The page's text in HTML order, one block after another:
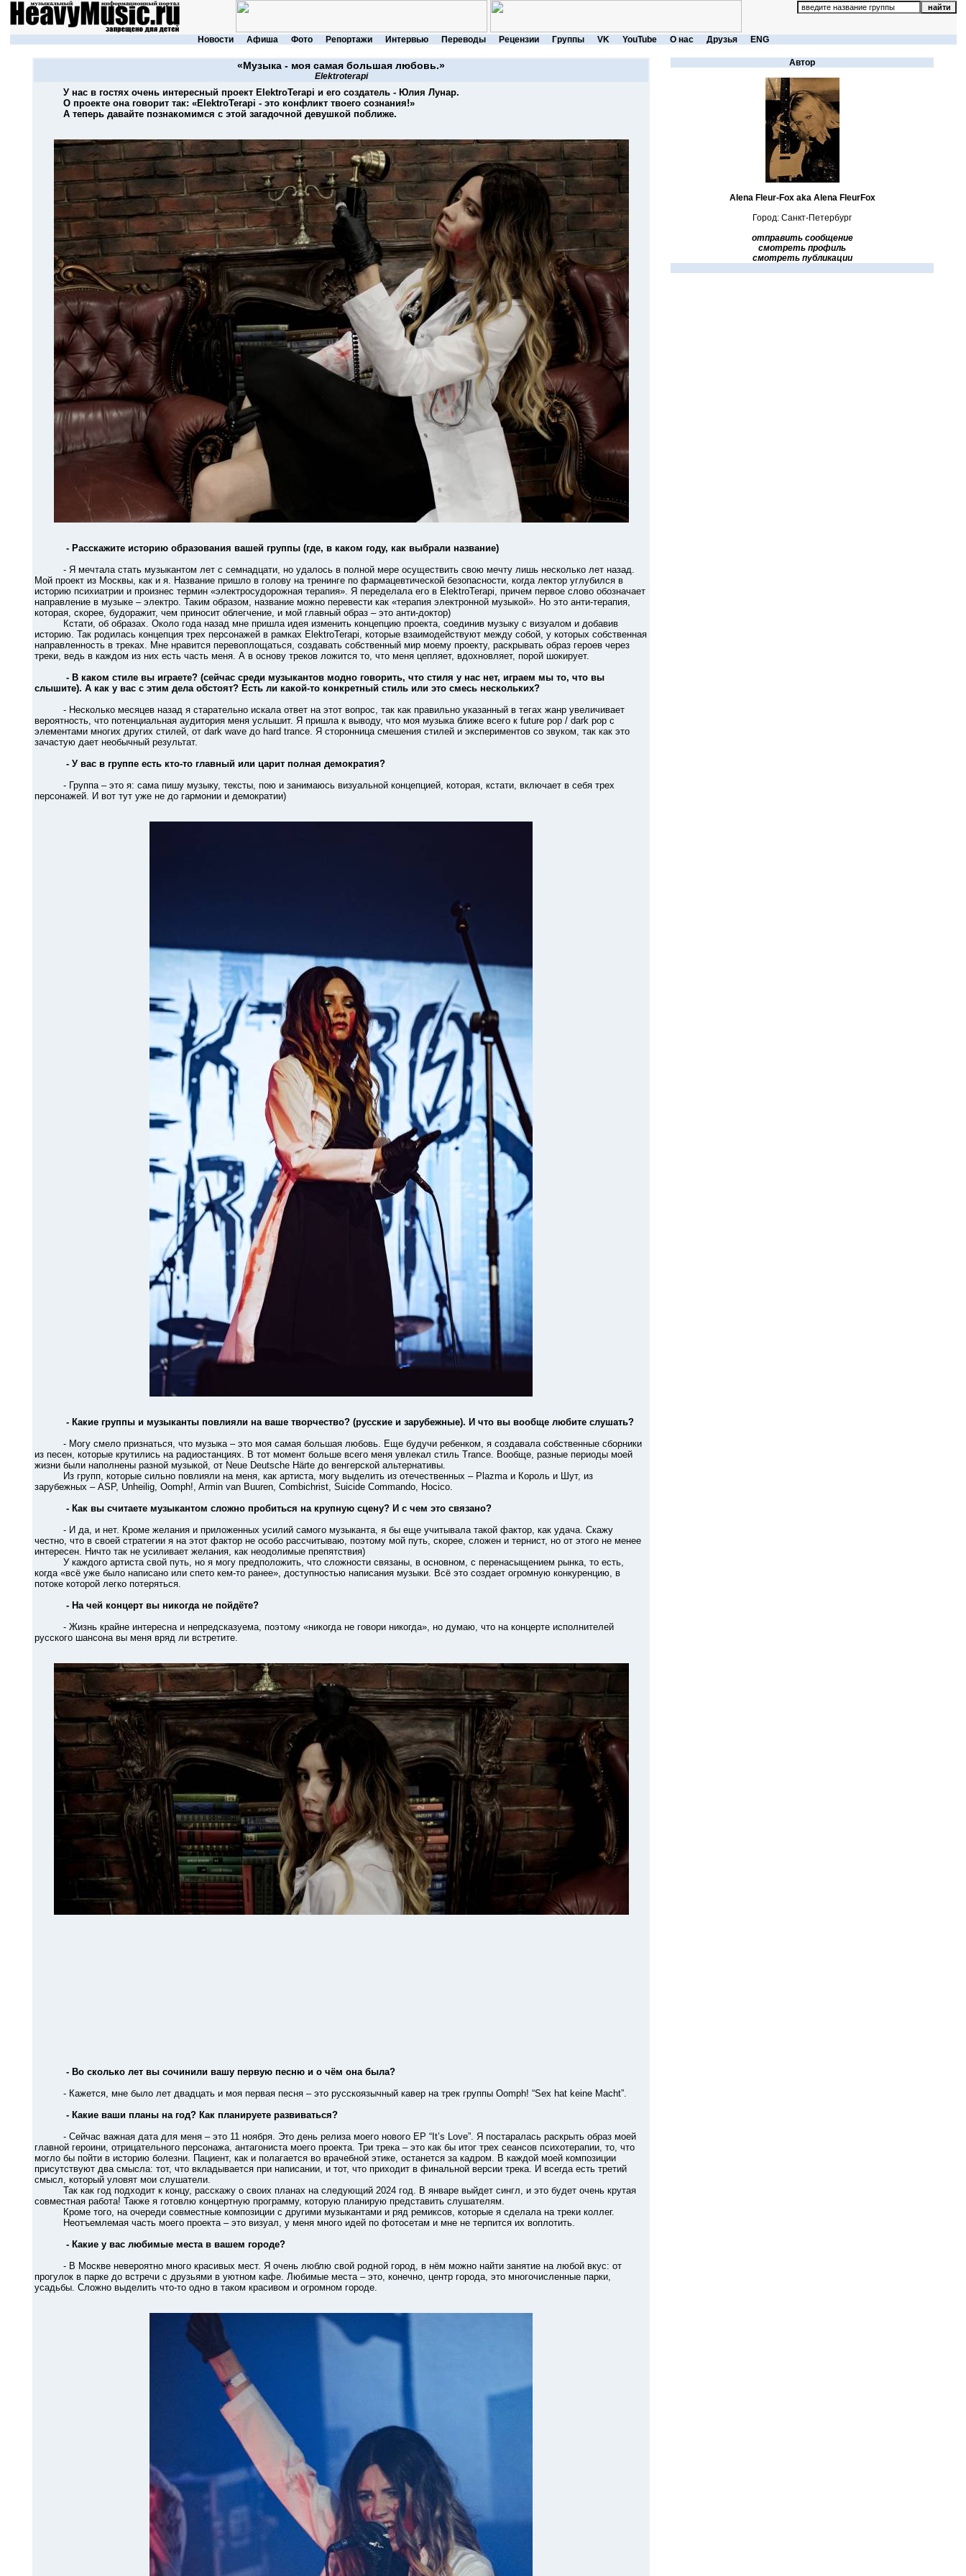
Новости Афиша Фото Репортажи Интервью Переводы Рецензии Группы VK YouTube О нас Друзья ENG
«Музыка - моя самая большая любовь.»
Elektroterapi
У нас в гостях очень интересный проект ElektroTerapi и его создатель - Юлия Лунар.
О проекте она говорит так: «ElektroTerapi - это конфликт твоего сознания!»
А теперь давайте познакомимся с этой загадочной девушкой поближе.
- Расскажите историю образования вашей группы (где, в каком году, как выбрали название)
- Я мечтала стать музыкантом лет с семнадцати, но удалось в полной мере осуществить свою мечту лишь несколько лет назад.
Мой проект из Москвы, как и я. Название пришло в голову на тренинге по фармацевтической безопасности, когда лектор углубился в
историю психиатрии и произнес термин «электросудорожная терапия». Я переделала его в ElektroTerapi, причем первое слово обозначает
направление в музыке – электро. Таким образом, название можно перевести как «терапия электронной музыкой». Но это анти-терапия,
которая, скорее, будоражит, чем приносит облегчение, и мой главный образ – это анти-доктор)
Кстати, об образах. Около года назад мне пришла идея изменить концепцию проекта, соединив музыку с визуалом и добавив
историю. Так родилась концепция трех персонажей в рамках ElektroTerapi, которые взаимодействуют между собой, у которых собственная
направленность в треках. Мне нравится перевоплощаться, создавать собственный мир моему проекту, раскрывать образ героев через
треки, ведь в каждом из них есть часть меня. А в основу треков ложится то, что меня цепляет, вдохновляет, порой шокирует.
- В каком стиле вы играете? (сейчас среди музыкантов модно говорить, что стиля у нас нет, играем мы то, что вы
слышите). А как у вас с этим дела обстоят? Есть ли какой-то конкретный стиль или это смесь нескольких?
- Несколько месяцев назад я старательно искала ответ на этот вопрос, так как правильно указанный в тегах жанр увеличивает
вероятность, что потенциальная аудитория меня услышит. Я пришла к выводу, что моя музыка ближе всего к future pop / dark pop с
элементами многих других стилей, от dark wave до hard trance. Я сторонница смешения стилей и экспериментов со звуком, так как это
зачастую дает необычный результат.
- У вас в группе есть кто-то главный или царит полная демократия?
- Группа – это я: сама пишу музыку, тексты, пою и занимаюсь визуальной концепцией, которая, кстати, включает в себя трех
персонажей. И вот тут уже не до гармонии и демократии)
- Какие группы и музыканты повлияли на ваше творчество? (русские и зарубежные). И что вы вообще любите слушать?
- Могу смело признаться, что музыка – это моя самая большая любовь. Еще будучи ребенком, я создавала собственные сборники
из песен, которые крутились на радиостанциях. В тот момент больше всего меня увлекал стиль Trance. Вообще, разные периоды моей
жизни были наполнены разной музыкой, от Neue Deutsche Härte до венгерской альтернативы.
Из групп, которые сильно повлияли на меня, как артиста, могу выделить из отечественных – Plazma и Король и Шут, из
зарубежных – ASP, Unheilig, Oomph!, Armin van Buuren, Combichrist, Suicide Commando, Hocico.
- Как вы считаете музыкантом сложно пробиться на крупную сцену? И с чем это связано?
- И да, и нет. Кроме желания и приложенных усилий самого музыканта, я бы еще учитывала такой фактор, как удача. Скажу
честно, что в своей стратегии я на этот фактор не особо рассчитываю, поэтому мой путь, скорее, сложен и тернист, но от этого не менее
интересен. Ничто так не усиливает желания, как неодолимые препятствия)
У каждого артиста свой путь, но я могу предположить, что сложности связаны, в основном, с перенасыщением рынка, то есть,
когда «всё уже было написано или спето кем-то ранее», доступностью написания музыки. Всё это создает огромную конкуренцию, в
потоке которой легко потеряться.
- На чей концерт вы никогда не пойдёте?
- Жизнь крайне интересна и непредсказуема, поэтому «никогда не говори никогда», но думаю, что на концерте исполнителей
русского шансона вы меня вряд ли встретите.
- Во сколько лет вы сочинили вашу первую песню и о чём она была?
- Кажется, мне было лет двадцать и моя первая песня – это русскоязычный кавер на трек группы Oomph! “Sex hat keine Macht”.
- Какие ваши планы на год? Как планируете развиваться?
- Сейчас важная дата для меня – это 11 ноября. Это день релиза моего нового ЕР “It’s Love”. Я постаралась раскрыть образ моей
главной героини, отрицательного персонажа, антагониста моего проекта. Три трека – это как бы итог трех сеансов психотерапии, то, что
могло бы пойти в историю болезни. Пациент, как и полагается во врачебной этике, останется за кадром. В каждой моей композиции
присутствуют два смысла: тот, что вкладывается при написании, и тот, что приходит в финальной версии трека. И всегда есть третий
смысл, который уловят мои слушатели.
Так как год подходит к концу, расскажу о своих планах на следующий 2024 год. В январе выйдет сингл, и это будет очень крутая
совместная работа! Также я готовлю концертную программу, которую планирую представить слушателям.
Кроме того, на очереди совместные композиции с другими музыкантами и ряд ремиксов, которые я сделала на треки коллег.
Неотъемлемая часть моего проекта – это визуал, у меня много идей по фотосетам и мне не терпится их воплотить.
- Какие у вас любимые места в вашем городе?
- В Москве невероятно много красивых мест. Я очень люблю свой родной город, в нём можно найти занятие на любой вкус: от
прогулок в парке до встречи с друзьями в уютном кафе. Любимые места – это, конечно, центр города, это многочисленные парки,
усадьбы. Сложно выделить что-то одно в таком красивом и огромном городе.
Автор
Alena Fleur-Fox aka Alena FleurFox
Город: Санкт-Петербург
отправить сообщение
смотреть профиль
смотреть публикации